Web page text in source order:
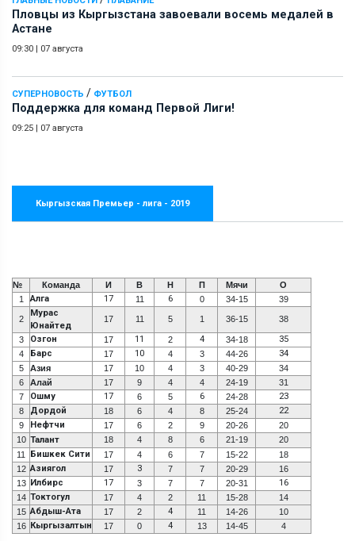
Пловцы из Кыргызстана завоевали восемь медалей в
Астане
09:30 | 07 августа
СУПЕРНОВОСТЬ / ФУТБОЛ
Поддержка для команд Первой Лиги!
09:25 | 07 августа
Кыргызская Премьер - лига - 2019
№ Команда И В Н П Мячи
О
1
Алга 17 11 6 0 34-15 39
2
Мурас
Юнайтед
17 11 5 1 36-15 38
3 Озгон 17 11 2 4 34-18 35
4 Барс 17 10 4 3 44-26 34
5 Азия 17 10 4 3 40-29
34
6
Алай 17 9 4 4 24-19
31
7
Ошму 17 6 5 6 24-28 23
8 Дордой 18 6 4 8 25-24 22
9 Нефтчи 17 6 2 9 20-26
20
10 Талант 18 4 8 6 21-19
20
11
Бишкек Сити 17 4 6 7 15-22
18
12 Азиягол 17 3 7 7 20-29
16
13 Илбирс 17 3 7 7 20-31 16
14 Токтогул 17 4 2 11 15-28
14
15 Абдыш-Ата 17 2 4 11 14-26
10
16 Кыргызалтын 17 0 4 13 14-45 4